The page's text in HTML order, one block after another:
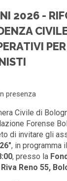
2026 -
PER
presenza
Civile di
Forense
di invitare gli
, in programma il
, presso la
Reno 55,